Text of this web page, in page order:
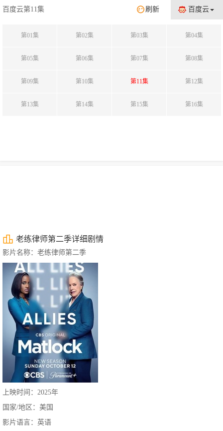
百度云
刷新
百度云第11集
第01集 第02集 第03集 第04集
第05集 第06集 第07集 第08集
第09集 第10集 第11集 第12集
第13集 第14集 第15集 第16集
老练律师第二季详细剧情
影片名称：老练律师第二季
上映时间：2025年
国家/地区：美国
影片语言：英语